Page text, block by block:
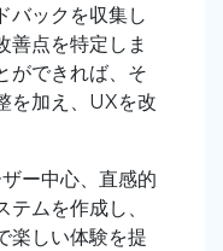
バックを収集し
善点を特定しま
ができれば、そ
を加え、UXを改
ー中心、直感的
ムを作成し、
楽しい体験を提